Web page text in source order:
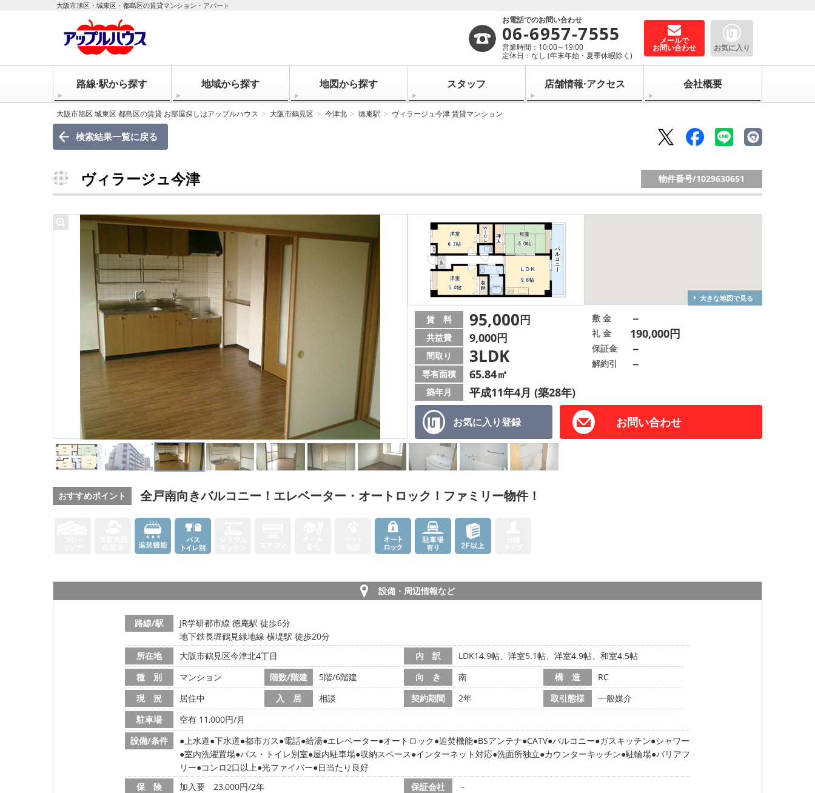
大阪市旭区・城東区・都島区の賃貸マンション・アパート
お電話でのお問い合わせ
06-6957-7555
営業時間：10:00～19:00
定休日：なし (年末年始・夏季休暇除く)
メールで
お問い合わせ お気に入り
路線·駅から探す 地域から探す 地図から探す スタッフ 店舗情報·アクセス 会社概要
大阪市旭区 城東区 都島区の賃貸 お部屋探しはアップルハウス 大阪市鶴見区 今津北 徳庵駅 ヴィラージュ今津 賃貸マンション
検索結果一覧に戻る
ヴィラージュ今津 物件番号/1029630651
大きな地図で見る
お気に入り登録 お問い合わせ
賃 料 95,000円
共益費 9,000円
間取り 3LDK
専有面積 65.84㎡
築年月 平成11年4月 (築28年)
敷 金 －
礼 金 190,000円
保証金 －
解約引 －
おすすめポイント 全戸南向きバルコニー！エレベーター・オートロック！ファミリー物件！
設備・周辺情報など
路線/駅
JR学研都市線 徳庵駅 徒歩6分
地下鉄長堀鶴見緑地線 横堤駅 徒歩20分
所在地
大阪市鶴見区今津北4丁目 内 訳
LDK14.9帖、洋室5.1帖、洋室4.9帖、和室4.5帖
種 別
マンション 階数/階建 5階/6階建 向 き 南 構 造
RC
現 況
居住中 入 居 相談 契約期間 2年 取引態様
一般媒介
駐車場
空有 11,000円/月
設備/条件
上水道 下水道 都市ガス 電話 給湯 エレベーター オートロック 追焚機能 BSアンテナ CATV バルコニー ガスキッチン シャワー
室内洗濯置場 バス・トイレ別室 屋内駐車場 収納スペース インターネット対応 洗面所独立 カウンターキッチン 駐輪場 バリアフ
リー コンロ2口以上 光ファイバー 日当たり良好
保 険
加入要 23,000円/2年 保証会社
－